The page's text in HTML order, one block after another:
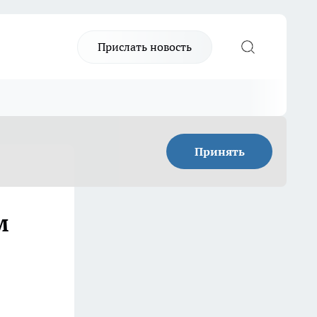
Прислать новость
Принять